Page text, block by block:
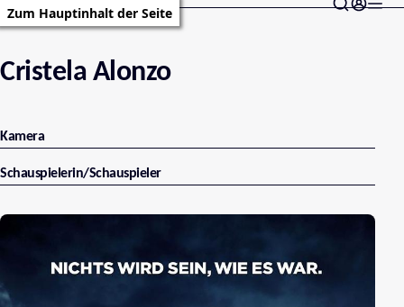
Zum Hauptinhalt der Seite
Cristela Alonzo
Kamera
Schauspielerin/Schauspieler